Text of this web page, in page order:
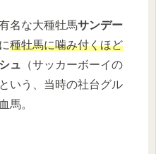
名な大種牡馬サンデー
種牡馬に噛み付くほど
ュ （サッカーボーイの
という、当時の社台グル
馬。